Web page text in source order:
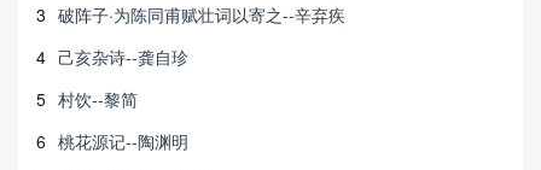
3 破阵子·为陈同甫赋壮词以寄之--辛弃疾
4 己亥杂诗--龚自珍
5 村饮--黎简
6 桃花源记--陶渊明